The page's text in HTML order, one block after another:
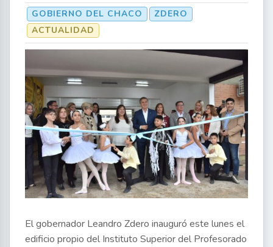
GOBIERNO DEL CHACO
ZDERO
ACTUALIDAD
El gobernador Leandro Zdero inauguró este lunes el
edificio propio del Instituto Superior del Profesorado